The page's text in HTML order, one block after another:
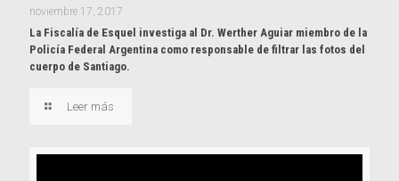
noviembre 17, 2017
La Fiscalía de Esquel investiga al Dr. Werther Aguiar miembro de la
Policía Federal Argentina como responsable de filtrar las fotos del
cuerpo de Santiago.
Leer más